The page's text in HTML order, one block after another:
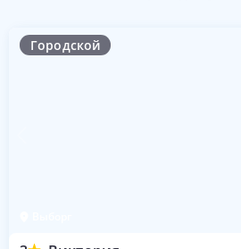
Городской